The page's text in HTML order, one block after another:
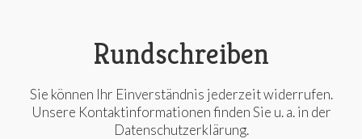
Rundschreiben
Sie können Ihr Einverständnis jederzeit widerrufen.
Unsere Kontaktinformationen finden Sie u. a. in der
Datenschutzerklärung.